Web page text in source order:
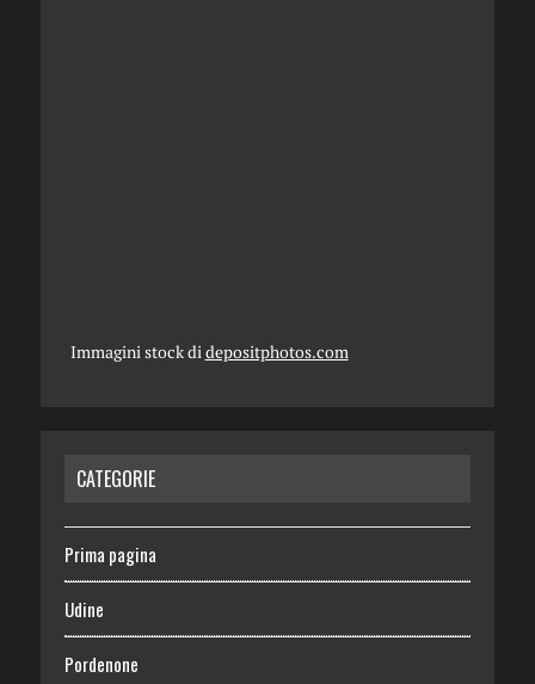
Immagini stock di depositphotos.com
CATEGORIE
Prima pagina
Udine
Pordenone